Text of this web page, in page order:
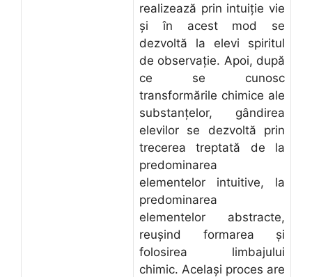
realizează prin intuiţie vie
şi în acest mod se
dezvoltă la elevi spiritul
de observaţie. Apoi, după
ce se cunosc
transformările chimice ale
substanţelor, gândirea
elevilor se dezvoltă prin
trecerea treptată de la
predominarea
elementelor intuitive, la
predominarea
elementelor abstracte,
reuşind formarea şi
folosirea limbajului
chimic. Acelaşi proces are